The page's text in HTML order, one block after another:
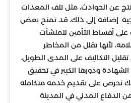
تنتج عن الحوادث، مثل تلف المعدات
إضافة إلى ذلك، قد تمنح بعض
أقساط التأمين للمنشآت
لأنها تقلل من المخاطر
التكاليف على المدى الطويل.
ودورها الكبير في تحقيق
نحرص على تقديم خدمة متكاملة
الدفاع المدني في المدينة